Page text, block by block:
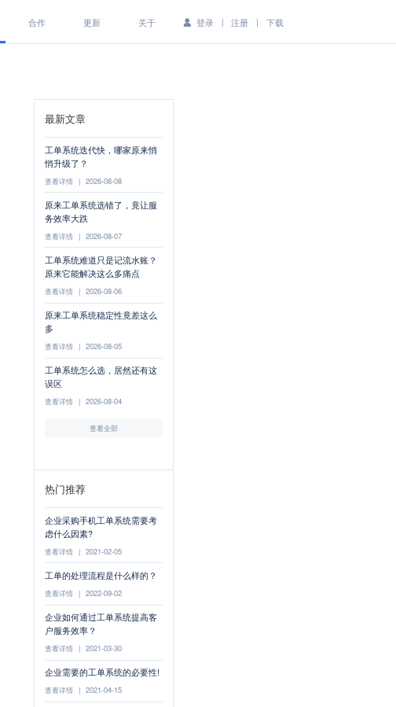
合作 更新 关于 登录 | 注册 | 下载
最新文章
工单系统迭代快，哪家原来悄
悄升级了？
查看详情 | 2026-08-08
原来工单系统选错了，竟让服
务效率大跌
查看详情 | 2026-08-07
工单系统难道只是记流水账？
原来它能解决这么多痛点
查看详情 | 2026-08-06
原来工单系统稳定性竟差这么
多
查看详情 | 2026-08-05
工单系统怎么选，居然还有这
误区
查看详情 | 2026-08-04
查看全部
热门推荐
企业采购手机工单系统需要考
虑什么因素?
查看详情 | 2021-02-05
工单的处理流程是什么样的？
查看详情 | 2022-09-02
企业如何通过工单系统提高客
户服务效率？
查看详情 | 2021-03-30
企业需要的工单系统的必要性!
查看详情 | 2021-04-15